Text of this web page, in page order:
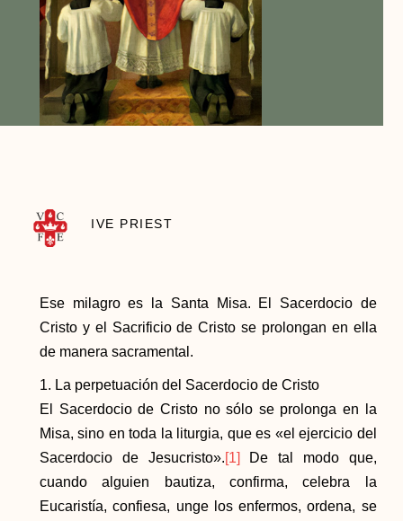
IVE PRIEST
Ese milagro es la Santa Misa. El Sacerdocio de
Cristo y el Sacrificio de Cristo se prolongan en ella
de manera sacramental.
1. La perpetuación del Sacerdocio de Cristo
El Sacerdocio de Cristo no sólo se prolonga en la
Misa, sino en toda la liturgia, que es «el ejercicio del
Sacerdocio de Jesucristo».[1] De tal modo que,
cuando alguien bautiza, confirma, celebra la
Eucaristía, confiesa, unge los enfermos, ordena, se